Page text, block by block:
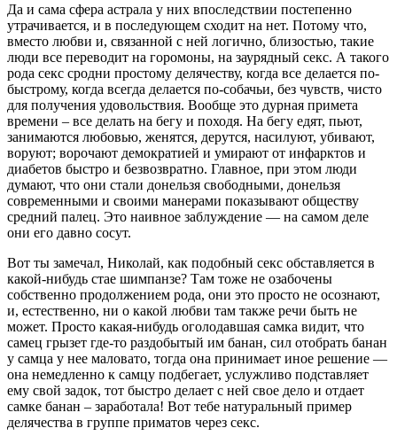
Да и сама сфера астрала у них впоследствии постепенно
утрачивается, и в последующем сходит на нет. Потому что,
вместо любви и, связанной с ней логично, близостью, такие
люди все переводит на горомоны, на заурядный секс. А такого
рода секс сродни простому делячеству, когда все делается по-
быстрому, когда всегда делается по-собачьи, без чувств, чисто
для получения удовольствия. Вообще это дурная примета
времени – все делать на бегу и походя. На бегу едят, пьют,
занимаются любовью, женятся, дерутся, насилуют, убивают,
воруют; ворочают демократией и умирают от инфарктов и
диабетов быстро и безвозвратно. Главное, при этом люди
думают, что они стали донельзя свободными, донельзя
современными и своими манерами показывают обществу
средний палец. Это наивное заблуждение — на самом деле
они его давно сосут.
Вот ты замечал, Николай, как подобный секс обставляется в
какой-нибудь стае шимпанзе? Там тоже не озабочены
собственно продолжением рода, они это просто не осознают,
и, естественно, ни о какой любви там также речи быть не
может. Просто какая-нибудь оголодавшая самка видит, что
самец грызет где-то раздобытый им банан, сил отобрать банан
у самца у нее маловато, тогда она принимает иное решение —
она немедленно к самцу подбегает, услужливо подставляет
ему свой задок, тот быстро делает с ней свое дело и отдает
самке банан – заработала! Вот тебе натуральный пример
делячества в группе приматов через секс.